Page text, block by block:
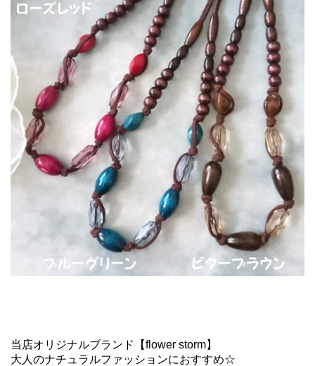
当店オリジナルブランド【flower storm】
大人のナチュラルファッションにおすすめ☆